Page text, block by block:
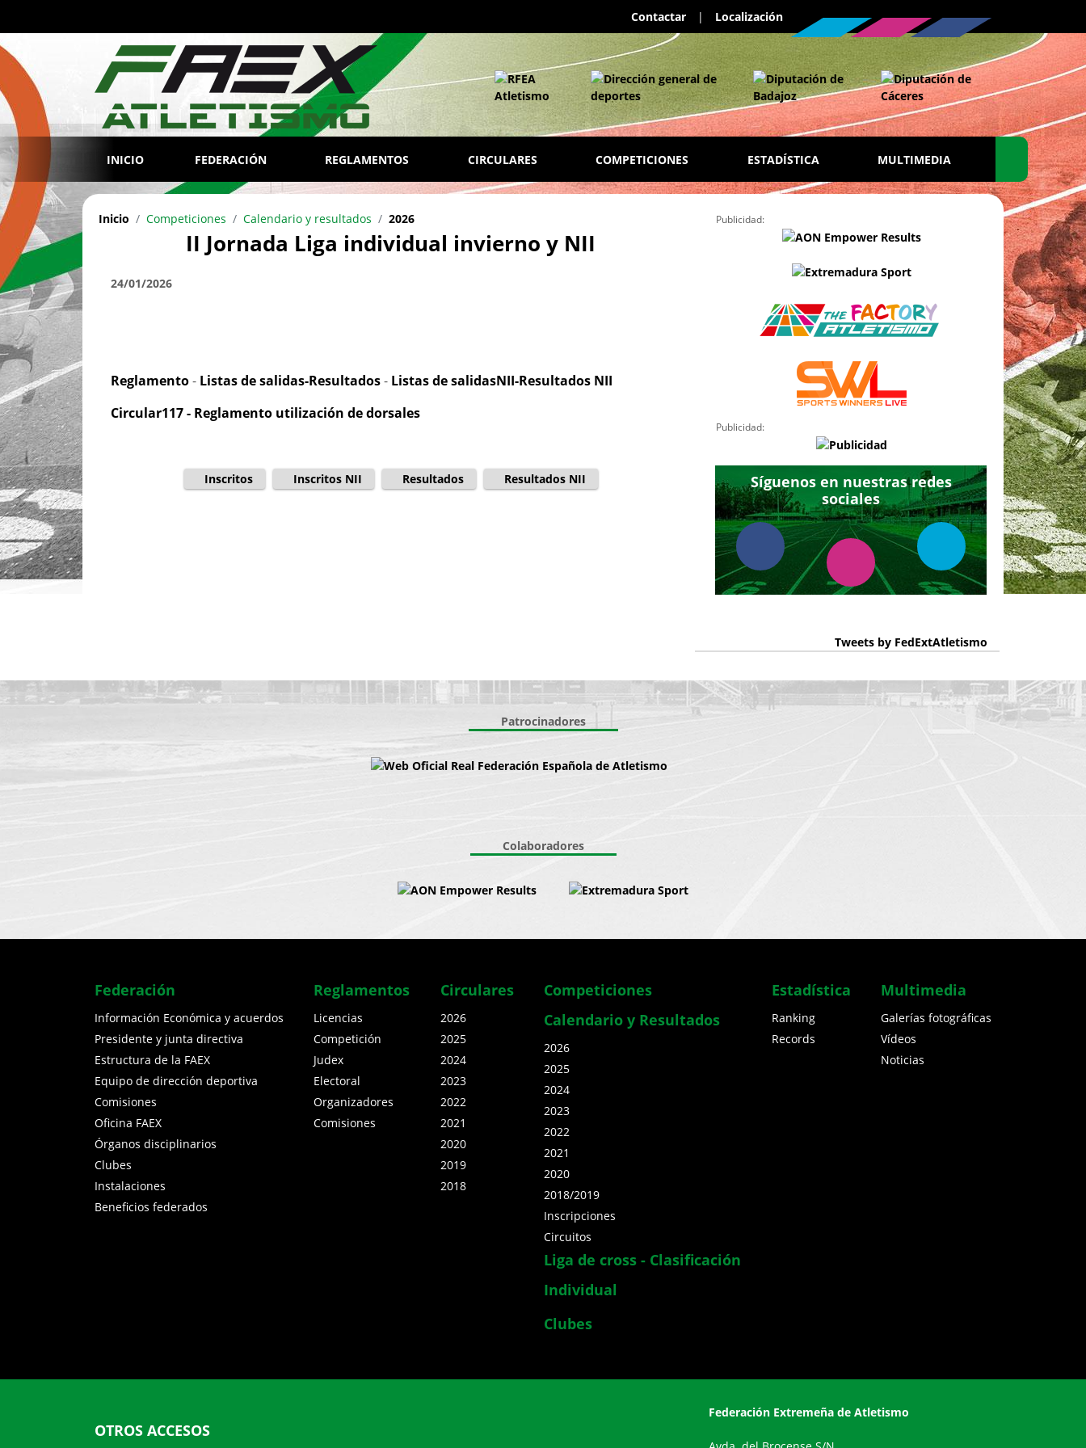
Contactar | Localización
INICIO FEDERACIÓN REGLAMENTOS CIRCULARES COMPETICIONES ESTADÍSTICA MULTIMEDIA
II Jornada Liga individual invierno y NII
Inicio Competiciones Calendario y resultados 2026
24/01/2026
Reglamento- Listas de salidas-Resultados- Listas de salidasNII-Resultados NII
Circular117 - Reglamento utilización de dorsales
Inscritos Inscritos NII Resultados Resultados NII
Publicidad:
Publicidad:
Síguenos en nuestras redes
sociales
Tweets by FedExtAtletismo
Patrocinadores
Colaboradores
Federación
Información Económica y acuerdos
Presidente y junta directiva
Estructura de la FAEX
Equipo de dirección deportiva
Comisiones
Oficina FAEX
Órganos disciplinarios
Clubes
Instalaciones
Beneficios federados
Reglamentos
Licencias
Competición
Judex
Electoral
Organizadores
Comisiones
Circulares
2026
2025
2024
2023
2022
2021
2020
2019
2018
Competiciones
Calendario y Resultados
2026
2025
2024
2023
2022
2021
2020
2018/2019
Inscripciones
Circuitos
Liga de cross - Clasificación
Individual
Clubes
Estadística
Ranking
Records
Multimedia
Galerías fotográficas
Vídeos
Noticias
OTROS ACCESOS
Federación Extremeña de Atletismo